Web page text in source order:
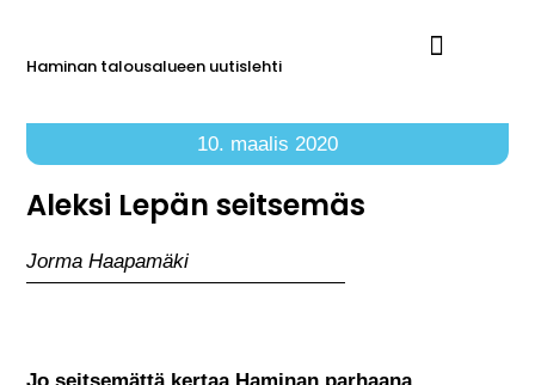
Haminan talousalueen uutislehti
10. maalis 2020
Aleksi Lepän seitsemäs
Jorma Haapamäki